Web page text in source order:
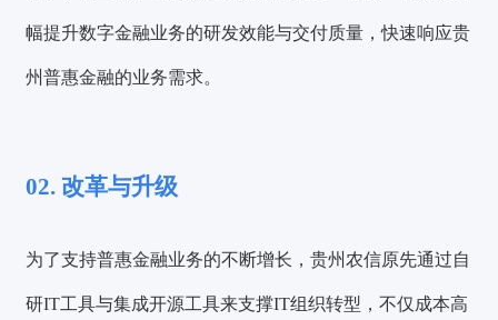
幅提升数字金融业务的研发效能与交付质量，快速响应贵
州普惠金融的业务需求。
02. 改革与升级
为了支持普惠金融业务的不断增长，贵州农信原先通过自
研IT工具与集成开源工具来支撑IT组织转型，不仅成本高